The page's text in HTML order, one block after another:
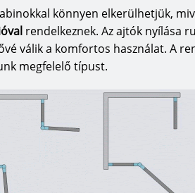
könnyen elkerülhetjük,
rendelkeznek. Az ajtók nyílása
válik a komfortos használat. A
megfelelő típust.